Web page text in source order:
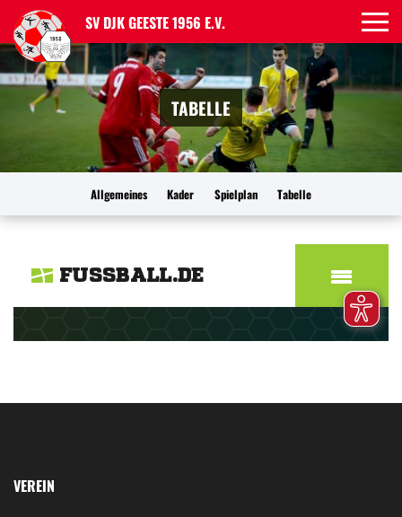
SV DJK GEESTE 1956 E.V.
TABELLE
Allgemeines Kader Spielplan Tabelle
VEREIN